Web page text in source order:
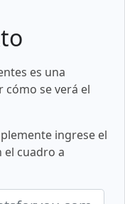
es una
se verá el
ingrese el
el cuadro a